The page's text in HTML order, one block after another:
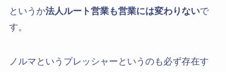
というか法人ルート営業も営業には変わりないで
す。
ノルマというプレッシャーというのも必ず存在す